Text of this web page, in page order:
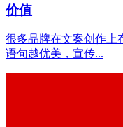
价值
很多品牌在文案创作上
语句越优美，宣传...